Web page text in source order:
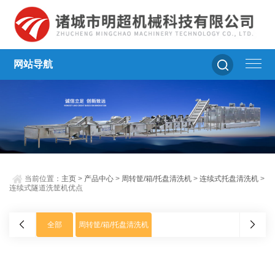
网站导航
当前位置： 主页 > 产品中心 > 周转筐/箱/托盘清洗机 >连续式托盘清洗机 >
连续式隧道洗筐机优点
全部 周转筐/箱/托盘清洗机